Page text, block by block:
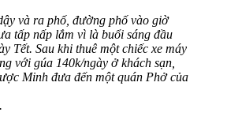
và ra phố, đường phố vào giờ
tấp nấp lắm vì là buổi sáng đầu
Tết. Sau khi thuê một chiếc xe máy
với gúa 140k/ngày ở khách sạn,
Minh đưa đến một quán Phở của